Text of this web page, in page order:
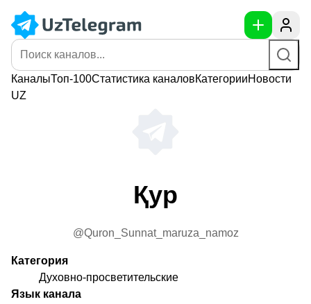
КаналыТоп-100Статистика каналовКатегорииНовости
UZ
Қур
@Quron_Sunnat_maruza_namoz
Категория
Духовно-просветительские
Язык канала